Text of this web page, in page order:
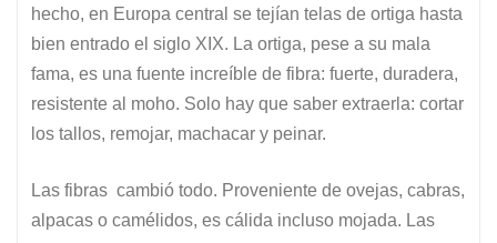
hecho, en Europa central se tejían telas de ortiga hasta
bien entrado el siglo XIX. La ortiga, pese a su mala
fama, es una fuente increíble de fibra: fuerte, duradera,
resistente al moho. Solo hay que saber extraerla: cortar
los tallos, remojar, machacar y peinar.
Las fibras cambió todo. Proveniente de ovejas, cabras,
alpacas o camélidos, es cálida incluso mojada. Las